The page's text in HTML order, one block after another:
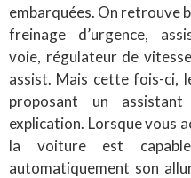
embarquées. On retrouve
freinage d’urgence,
voie, régulateur de
assist. Mais cette fois-ci,
proposant un
explication. Lorsque vous
la voiture est
automatiquement son